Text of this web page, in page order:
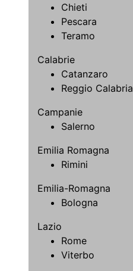
Chieti
Pescara
Teramo
Calabrie
Catanzaro
Reggio Calabria
Campanie
Salerno
Emilia Romagna
Rimini
Emilia-Romagna
Bologna
Lazio
Rome
Viterbo